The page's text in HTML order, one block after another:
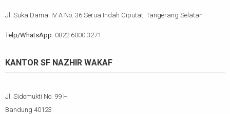
Jl. Suka Damai IV A No. 36 Serua Indah Ciputat, Tangerang Selatan
Telp/WhatsApp: 0822 6000 3271
KANTOR SF NAZHIR WAKAF
Jl. Sidomukti No. 99 H
Bandung 40123